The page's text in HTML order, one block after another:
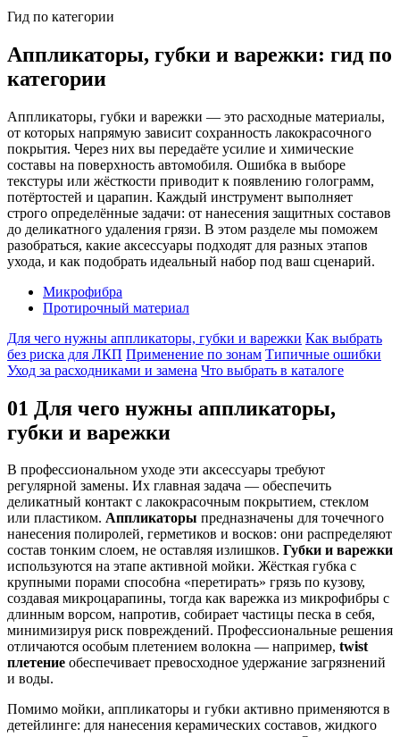
Гид по категории
Аппликаторы, губки и варежки: гид по
категории
Аппликаторы, губки и варежки — это расходные материалы,
от которых напрямую зависит сохранность лакокрасочного
покрытия. Через них вы передаёте усилие и химические
составы на поверхность автомобиля. Ошибка в выборе
текстуры или жёсткости приводит к появлению голограмм,
потёртостей и царапин. Каждый инструмент выполняет
строго определённые задачи: от нанесения защитных составов
до деликатного удаления грязи. В этом разделе мы поможем
разобраться, какие аксессуары подходят для разных этапов
ухода, и как подобрать идеальный набор под ваш сценарий.
Микрофибра
Протирочный материал
Для чего нужны аппликаторы, губки и варежки Как выбрать
без риска для ЛКП Применение по зонам Типичные ошибки
Уход за расходниками и замена Что выбрать в каталоге
01 Для чего нужны аппликаторы,
губки и варежки
В профессиональном уходе эти аксессуары требуют
регулярной замены. Их главная задача — обеспечить
деликатный контакт с лакокрасочным покрытием, стеклом
или пластиком. Аппликаторы предназначены для точечного
нанесения полиролей, герметиков и восков: они распределяют
состав тонким слоем, не оставляя излишков. Губки и варежки
используются на этапе активной мойки. Жёсткая губка с
крупными порами способна «перетирать» грязь по кузову,
создавая микроцарапины, тогда как варежка из микрофибры с
длинным ворсом, напротив, собирает частицы песка в себя,
минимизируя риск повреждений. Профессиональные решения
отличаются особым плетением волокна — например, twist
плетение обеспечивает превосходное удержание загрязнений
и воды.
Помимо мойки, аппликаторы и губки активно применяются в
детейлинге: для нанесения керамических составов, жидкого